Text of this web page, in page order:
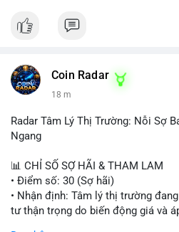
Khối lượng 2,459 BTC tương
việc di chuyển số lượng lớn này có
phân bổ danh mục sang ví lạnh để
Động thái này có thể tạo áp lực
khi nhà đầu tư nhỏ lẻ lo ngại về khả
xu hướng trung hạn.
Lời khuyên cho nhà đầu tư nhỏ lẻ:
Hãy theo dõi sát các giao dịch tiếp
Coin Radar
18 m
Radar Tâm Lý Thị Trường: Nỗi Sợ
Ngang
📊 CHỈ SỐ SỢ HÃI & THAM LAM
• Điểm số: 30 (Sợ hãi)
• Nhận định: Tâm lý thị trường
tư thận trọng do biến động giá và